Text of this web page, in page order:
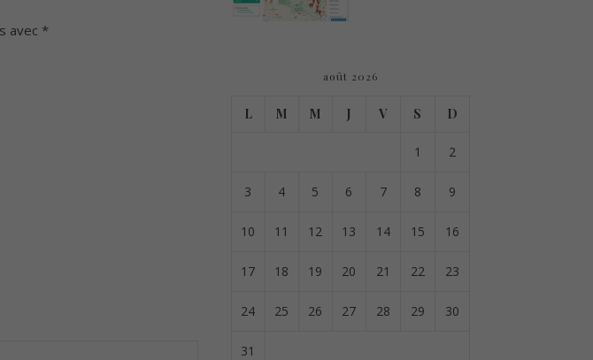
avec *
août 2026
L M M J V S D
1 2
3 4 5 6 7 8 9
10 11 12 13 14 15 16
17 18 19 20 21 22 23
24 25 26 27 28 29 30
31